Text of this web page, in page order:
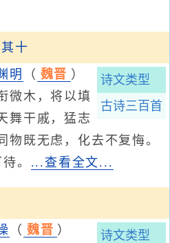
十
诗文类型
古诗三百首
明 （ 魏晋 ）
木，将以填
舞干戚，猛志
物既无虑，化去不复悔。
。 ...查看全文...
诗文类型
（ 魏晋 ）